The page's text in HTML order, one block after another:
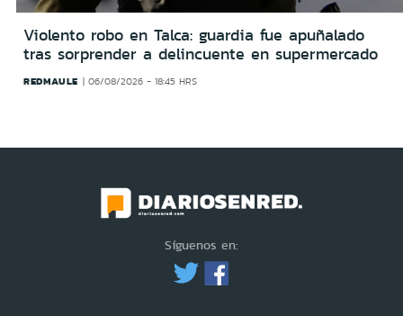
Violento robo en Talca: guardia fue apuñalado
tras sorprender a delincuente en supermercado
REDMAULE 06/08/2026 - 18:45 HRS
Síguenos en: